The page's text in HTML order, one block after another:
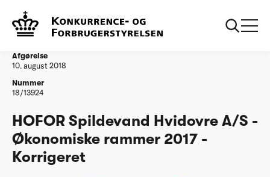
Vandtilsyn
Korrigeret
Afgørelse
10. august 2018
Nummer
18/13924
HOFOR Spildevand Hvidovre A/S -
Økonomiske rammer 2017 -
Korrigeret